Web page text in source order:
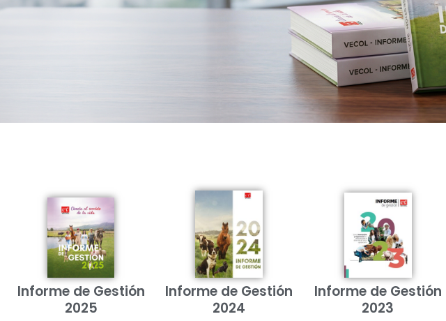
Informe de Gestión
2025
Informe de Gestión
2024
Informe de Gestión
2023